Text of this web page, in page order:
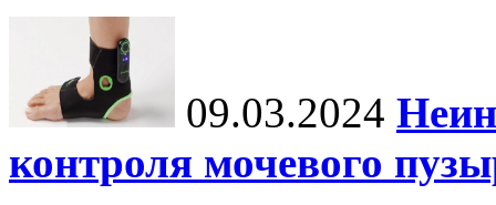
09.03.2024
контроля мочевого